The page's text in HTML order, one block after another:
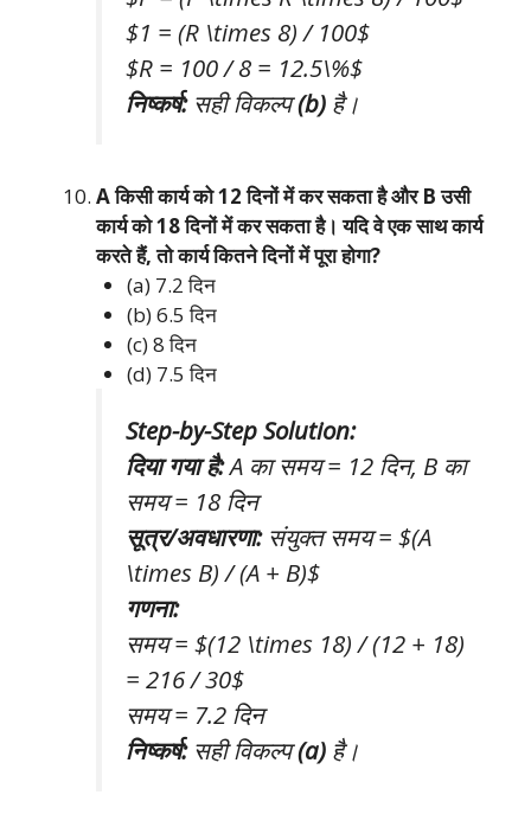
$1 = (R \times 8) / 100$
$R = 100 / 8 = 12.5\%$
निष्कर्ष:सही विकल्प(b) है।
A किसी कार्य को 12 दिनों में कर सकता है और B उसी
कार्य को 18 दिनों में कर सकता है। यदि वे एक साथ कार्य
करते हैं, तो कार्य कितने दिनों में पूरा होगा?
(a) 7.2 दिन
(b) 6.5 दिन
(c) 8 दिन
(d) 7.5 दिन
Step-by-Step Solution:
दिया गया है:A का समय = 12 दिन, B का
समय = 18 दिन
सूत्र/अवधारणा:संयुक्त समय = $(A
\times B) / (A + B)$
गणना:
समय = $(12 \times 18) / (12 + 18)
= 216 / 30$
समय = 7.2 दिन
निष्कर्ष:सही विकल्प(a) है।